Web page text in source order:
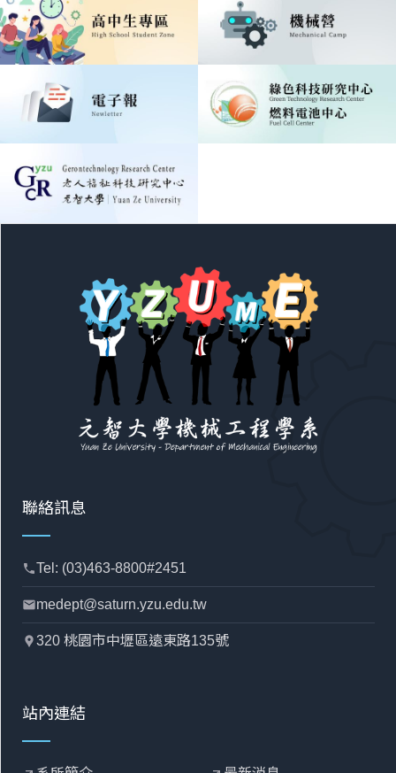
聯絡訊息
phoneTel: (03)463-8800#2451
mailmedept@saturn.yzu.edu.tw
location_pin320 桃園市中壢區遠東路135號
站內連結